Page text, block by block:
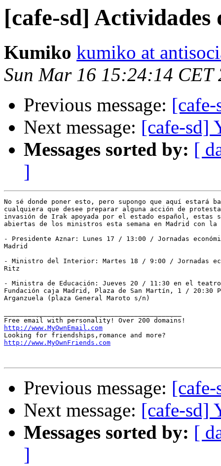
[cafe-sd] Actividades
Kumiko kumiko at
Sun Mar 16 15:24:14 CET
Previous message: [cafe-
Next message: [cafe-sd]
Messages sorted by: [
]
No sé donde poner esto, pero supongo que aquí estará
cualquiera que desee preparar alguna acción de
invasión de Irak apoyada por el estado español, estas
abiertas de los ministros esta semana en Madrid con
- Presidente Aznar: Lunes 17 / 13:00 / Jornadas
Madrid
- Ministro del Interior: Martes 18 / 9:00 / Jornadas
Ritz
- Ministra de Educación: Jueves 20 / 11:30 en el
Fundación caja Madrid, Plaza de San Martín, 1 / 20:30
Arganzuela (plaza General Maroto s/n)
http://www.MyOwnEmail.com
http://www.MyOwnFriends.com
Previous message: [cafe-
Next message: [cafe-sd]
Messages sorted by: [
]